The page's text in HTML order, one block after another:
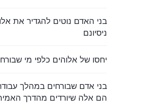
בני האדם נוטים להגדיר את
ניסיונם
יחסו של אלוהים כלפי מי
בני אדם שבורחים במהלך
הם אלה שיורדים מהדרך